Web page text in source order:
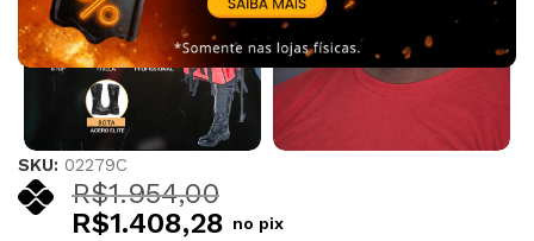
SKU: 02279C
R$1.954,00
R$1.408,28 no pix